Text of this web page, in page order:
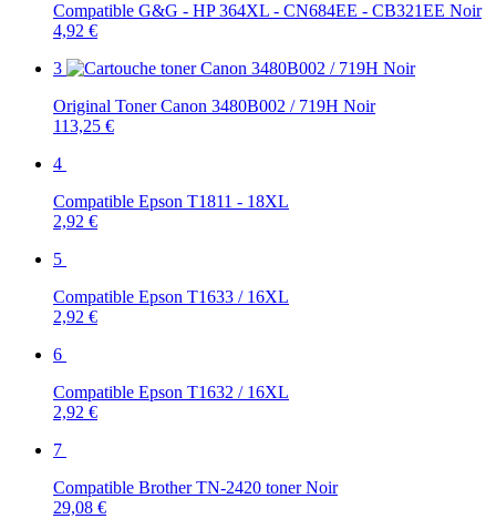
Compatible G&G - HP 364XL - CN684EE - CB321EE Noir
4,92 €
3
Original Toner Canon 3480B002 / 719H Noir
113,25 €
4
Compatible Epson T1811 - 18XL
2,92 €
5
Compatible Epson T1633 / 16XL
2,92 €
6
Compatible Epson T1632 / 16XL
2,92 €
7
Compatible Brother TN-2420 toner Noir
29,08 €